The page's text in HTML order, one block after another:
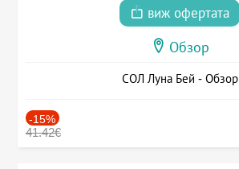
виж офертата
Обзор
СОЛ Луна Бей - Обзор
-15%
41.42€